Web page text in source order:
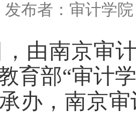
发布者：审计学院
，由南京审
育部“审计
办，南京